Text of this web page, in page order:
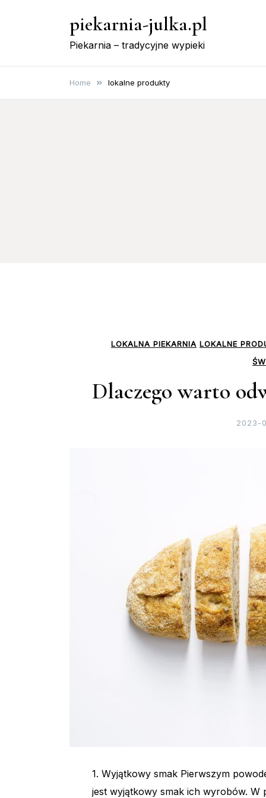
piekarnia-julka.pl
Piekarnia – tradycyjne wypieki
Home lokalne produkty
LOKALNA PIEKARNIA LOKALNE
Dlaczego warto
2023-
1. Wyjątkowy smak Pierwszym
jest wyjątkowy smak ich wyrobów. W